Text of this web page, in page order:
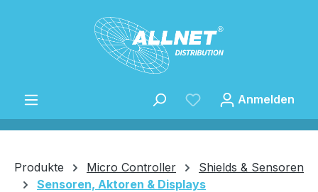
Zum Hauptinhalt springen
Anmelden
Produkte Micro Controller
Shields & Sensoren
Sensoren, Aktoren & Displays